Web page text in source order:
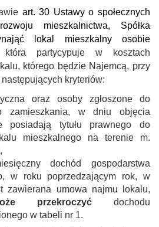
art. 30 Ustawy o społecznych
mieszkalnictwa, Spółka
lokal mieszkalny osobie
która partycypuje w kosztach
którego będzie Najemcą, przy
następujących kryteriów:
oraz osoby zgłoszone do
zamieszkania, w dniu objęcia
posiadają tytułu prawnego do
mieszkalnego na terenie m.
dochód gospodarstwa
w roku poprzedzającym rok, w
zawierana umowa najmu lokalu,
przekroczyć dochodu
w tabeli nr 1.